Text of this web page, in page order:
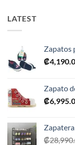
LATEST
Zapatos
₡
Zapato
₡
₡